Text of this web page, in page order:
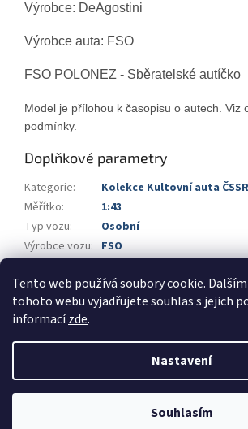
Tento web používá soubory cookie.
tohoto webu vyjadřujete souhlas s jejich
informacízde.
Nastavení
Souhlasím
Výrobce: DeAgostini
Výrobce auta: FSO
FSO POLONEZ - Sběratelské autíčko
Model je přílohou k časopisu o autech. Viz
podmínky.
Doplňkové parametry
Kategorie:
Kolekce Kultovní auta ČSSR
Měřítko:
1:43
Typ vozu:
Osobní
Výrobce vozu: FSO
Barva: šedá
Vytvořil Shoptet
Automodels.cz. Všechna